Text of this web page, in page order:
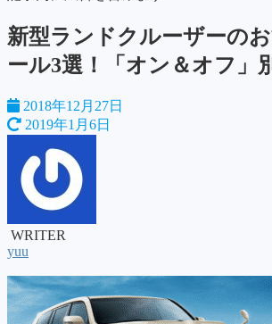
新型ランドクルーザーの
ール3選！「オン＆オフ」
2018年12月27日
2019年1月6日
WRITER
yuu